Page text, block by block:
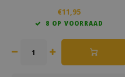
hobbyisten. Een origineel DIY
cadeau en populair als creatief
in Huis.
€11,95
8 OP VOORRAAD